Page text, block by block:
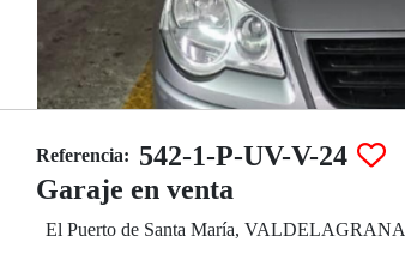
Referencia: 542-1-P-UV-V-24
Garaje en venta
El Puerto de Santa María, VALDELAGRANA